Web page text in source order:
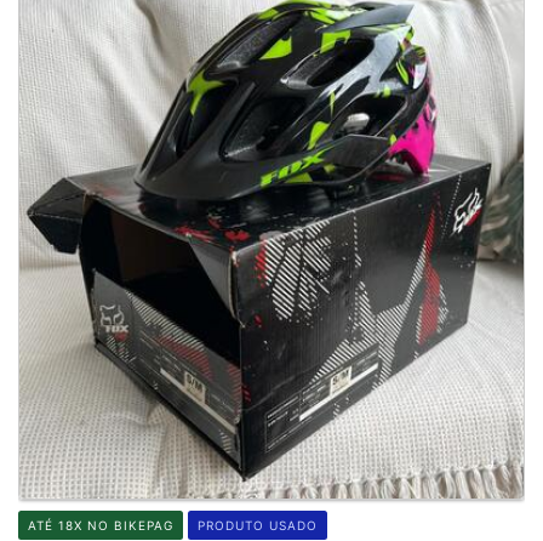
ATÉ 18X NO BIKEPAG PRODUTO USADO